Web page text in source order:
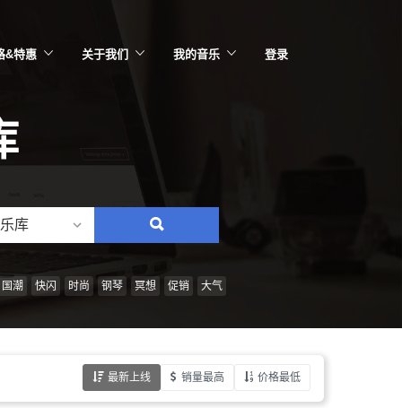
&特惠 关于我们 我的音乐 登录
库
搜
情
风
乐
国潮 快闪 时尚 钢琴 冥想 促销 大气
最新上线 销量最高 价格最低